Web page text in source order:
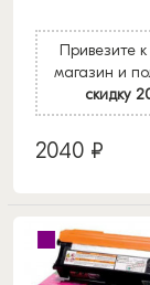
Привезите
магазин и
скидку
2040 ₽